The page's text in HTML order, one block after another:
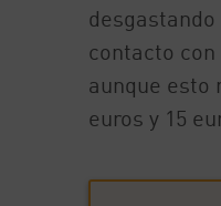
contacto
aunque esto
euros y 15